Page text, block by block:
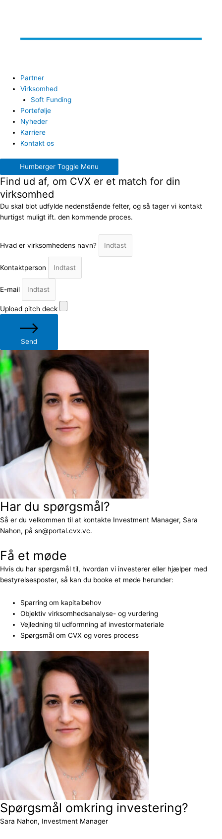
Partner
Virksomhed
Soft Funding
Portefølje
Nyheder
Karriere
Kontakt os
Humberger Toggle Menu
Find ud af, om CVX er et match for din
virksomhed
Du skal blot udfylde nedenstående felter, og så tager vi kontakt
hurtigst muligt ift. den kommende proces.
Hvad er virksomhedens navn?
Kontaktperson
E-mail
Upload pitch deck
Send
Har du spørgsmål?
Så er du velkommen til at kontakte Investment Manager, Sara
Nahon, på sn@portal.cvx.vc.
Få et møde
Hvis du har spørgsmål til, hvordan vi investerer eller hjælper med
bestyrelsesposter, så kan du booke et møde herunder:
Sparring om kapitalbehov
Objektiv virksomhedsanalyse- og vurdering
Vejledning til udformning af investormateriale
Spørgsmål om CVX og vores process
Spørgsmål omkring investering?
Sara Nahon, Investment Manager